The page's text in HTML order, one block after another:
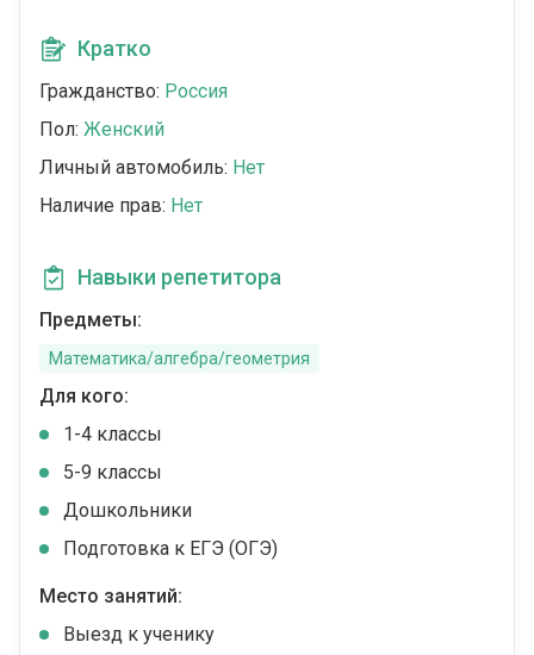
Кратко
Гражданство: Россия
Пол: Женский
Личный автомобиль: Нет
Наличие прав: Нет
Навыки репетитора
Предметы:
Математика/алгебра/геометрия
Для кого:
1-4 классы
5-9 классы
Дошкольники
Подготовка к ЕГЭ (ОГЭ)
Место занятий:
Выезд к ученику